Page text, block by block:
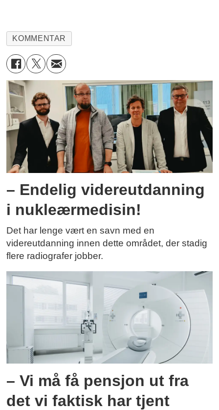
KOMMENTAR
– Endelig videreutdanning
i nukleærmedisin!
Det har lenge vært en savn med en
videreutdanning innen dette området, der stadig
flere radiografer jobber.
– Vi må få pensjon ut fra
det vi faktisk har tjent